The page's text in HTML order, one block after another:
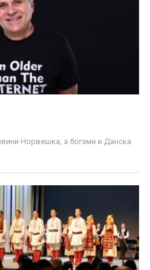
Норвешка, а богами и Данска.